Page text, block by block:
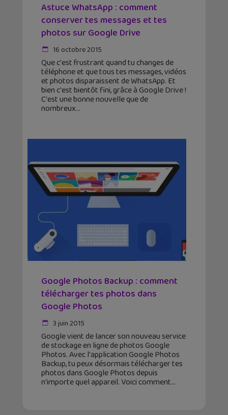
Astuce WhatsApp : comment
conserver tes messages et tes
photos sur Google Drive
16 octobre 2015
Que c'est frustrant quand tu changes de
téléphone et que tous tes messages, vidéos
et photos disparaissent de WhatsApp. Et
bien c'est bientôt fini, grâce à Google Drive !
C'est une bonne nouvelle que de
nombreux
Google Photos Backup : comment
télécharger tes photos dans
Google Photos
3 juin 2015
Google vient de lancer son nouveau service
de stockage en ligne de photos Google
Photos. Avec l'application Google Photos
Backup, tu peux désormais télécharger tes
photos dans Google Photos depuis
n'importe quel appareil. Voici comment